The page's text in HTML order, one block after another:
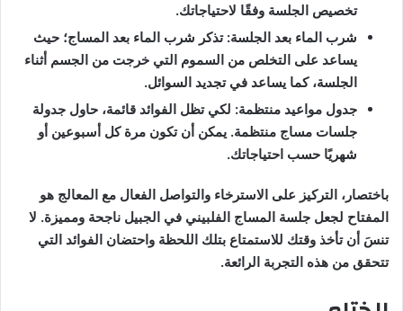
تخصيص الجلسة وفقًا لاحتياجاتك.
شرب الماء بعد الجلسة: تذكر شرب الماء بعد المساج؛ حيث
يساعد على التخلص من السموم التي خرجت من الجسم أثناء
الجلسة، كما يساعد في تجديد السوائل.
جدول مواعيد منتظمة: لكي تظل الفوائد قائمة، حاول جدولة
جلسات مساج منتظمة. يمكن أن تكون مرة كل أسبوعين أو
شهريًا حسب احتياجاتك.
باختصار، التركيز على الاسترخاء والتواصل الفعال مع المعالج هو
المفتاح لجعل جلسة المساج الفلبيني في الجبيل ناجحة ومميزة. لا
تنسَ أن تأخذ وقتك للاستمتاع بتلك اللحظة واحتضان الفوائد التي
تتحقق من هذه التجربة الرائعة.